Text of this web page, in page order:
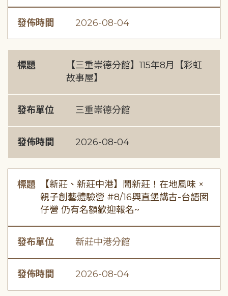
發佈時間 2026-08-04
標題
【三重崇德分館】115年8月【彩虹
故事屋】
發布單位 三重崇德分館
發佈時間 2026-08-04
標題
【新莊、新莊中港】鬧新莊！在地風味 ×
親子創藝體驗營 #8/16興直堡講古-台語囡
仔營 仍有名額歡迎報名~
發布單位 新莊中港分館
發佈時間 2026-08-04